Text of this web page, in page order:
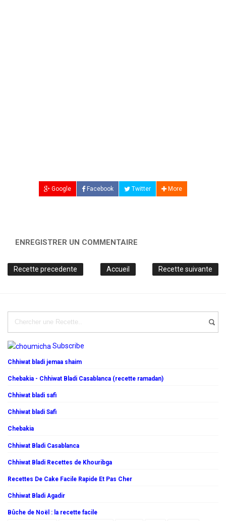
Google Facebook Twitter More
ENREGISTRER UN COMMENTAIRE
Recette precedente Recette suivante
Accueil
Subscribe
Chhiwat bladi jemaa shaim
Chebakia - Chhiwat Bladi Casablanca (recette ramadan)
Chhiwat bladi safi
Chhiwat bladi Safi
Chebakia
Chhiwat Bladi Casablanca
Chhiwat Bladi Recettes de Khouribga
Recettes De Cake Facile Rapide Et Pas Cher
Chhiwat Bladi Agadir
Bûche de Noël : la recette facile